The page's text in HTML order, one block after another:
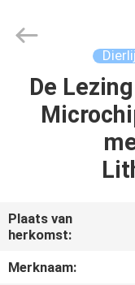
HUIS
PRODUCTEN
ONGEVEER
ONS
De
Plaats van
herkomst:
Merknaam: